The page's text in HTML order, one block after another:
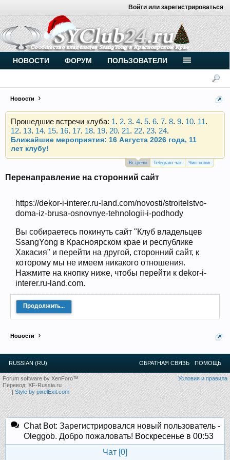
Войти или зарегистрироваться
Новости
Внимание, новые участники нашего клуба!
Основное общение происходит вTelegram-чате.
Присоединяйтесь.
Чип-тюнинг (прошивка) дизелей от
12
19 20 .21. 22 .23. 24
Ближайшие мероприятия: 16 Августа 2026 года, 11
лет клубу!
Внимание, новые участники нашего клуба!
Основное общение происходит вTelegram-чате.
Vahmurka
Прошедшие встречи клуба:1.2.3 .4.5.6 .7.8.9.10.11
12.13.14.15. 16.17.18.19.20. 21.22 .23.24.
Ближайшие мероприятия: 16 Августа 2026 года, 11
Встречи Telegram чат Чип-тюниг
Перенаправление на сторонний сайт
https://dekor-i-interer.ru-land.com/novosti/stroitelstvo-
doma-iz-brusa-osnovnye-tehnologii-i-podhody
Вы собираетесь покинуть сайт "Клуб владельцев
SsangYong в Красноярском крае и республике
Хакасия" и перейти на другой, сторонний сайт, к
которому мы не имеем никакого отношения.
Нажмите на кнопку ниже, чтобы перейти к dekor-i-
interer.ru-land.com.
Продолжить...
Новости
НОВОСТИ ФОРУМ ПОЛЬЗОВАТЕЛИ
RUSSIAN (RU) ОБРАТНАЯ СВЯЗЬ ПОМОЩЬ
Условия и правила
Forum software by XenForo™
Перевод:XF-Russia.ru
|Style by pixelExit.com
Chat Bot: Зарегистрировался новый пользователь -
Oleggob. Добро пожаловать! Воскресенье в 00:53
Чат [0]